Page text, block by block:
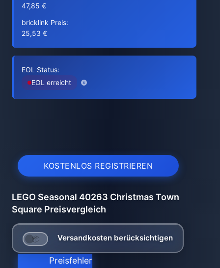
47,85 €
bricklink Preis:
25,53 €
EOL Status:
EOL erreicht
KOSTENLOS REGISTRIEREN
LEGO Seasonal 40263 Christmas Town
Square Preisvergleich
Versandkosten berücksichtigen
Preisfehler